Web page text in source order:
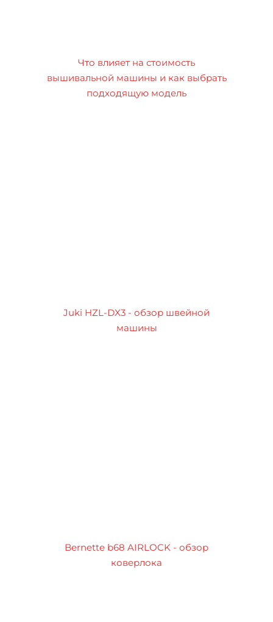
Что влияет на стоимость
вышивальной машины и как выбрать
подходящую модель
Juki HZL-DX3 - обзор швейной
машины
Bernette b68 AIRLOCK - обзор
коверлока